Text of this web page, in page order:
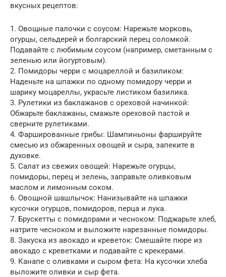
вкусных рецептов:
1. Овощные палочки с соусом: Нарежьте морковь,
огурцы, сельдерей и болгарский перец соломкой.
Подавайте с любимым соусом (например, сметанным с
зеленью или йогуртовым).
2. Помидоры черри с моцареллой и базиликом:
Наденьте на шпажки по одному помидору черри и
шарику моцареллы, украсьте листиком базилика.
3. Рулетики из баклажанов с ореховой начинкой:
Обжарьте баклажаны, смажьте ореховой пастой и
сверните рулетиками.
4. Фаршированные грибы: Шампиньоны фаршируйте
смесью из обжаренных овощей и сыра, запеките в
духовке.
5. Салат из свежих овощей: Нарежьте огурцы,
помидоры, перец и зелень, заправьте оливковым
маслом и лимонным соком.
6. Овощной шашлычок: Нанизывайте на шпажки
кусочки огурцов, помидоров, перца и лука.
7. Брускетты с помидорами и чесноком: Поджарьте хлеб,
натрите чесноком и выложите нарезанные помидоры.
8. Закуска из авокадо и креветок: Смешайте пюре из
авокадо с креветками и подавайте с крекерами.
9. Канапе с оливками и сыром фета: На кусочки хлеба
выложите оливки и сыр фета.